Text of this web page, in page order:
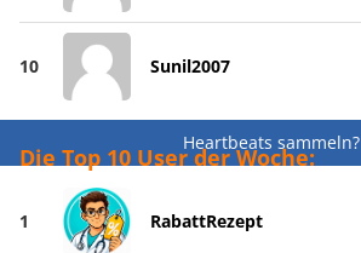
10 Sunil2007
Heartbeats sammeln?
Die Top 10 User der Woche:
1 RabattRezept